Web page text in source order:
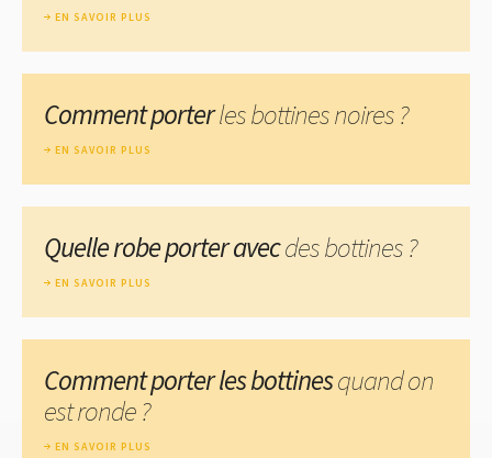
EN SAVOIR PLUS
Comment porterles bottines noires ?
EN SAVOIR PLUS
Quelle robe porter avecdes bottines ?
EN SAVOIR PLUS
Comment porter les bottinesquand on
est ronde ?
EN SAVOIR PLUS